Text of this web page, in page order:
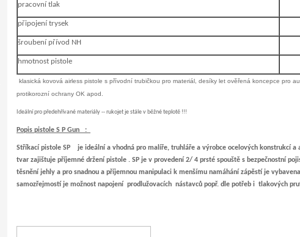
pracovní tlak
připojení trysek
šroubení přívod NH
hmotnost pistole
klasická kovová airless pistole s přívodní trubičkou pro materiál, desíky let ověřená koncepce pro
protikorozní ochrany OK apod.
Ideální pro předehřívané materiály -- rukojet je stále v běžné teplotě !!!
Popis pistole S P Gun :
Stříkací pistole SP je ideální a vhodná pro malíře, truhláře a výrobce ocelových konstrukcí
tvar zajištuje příjemné držení pistole . SP je v provedení 2/ 4 prsté spouště s bezpečnostní
těsnění jehly a pro snadnou a příjemnou manipulaci k menšímu namáhání zápěstí je
samozřejmostí je možnost napojení prodlužovacích nástavců popř. dle potřeb i tlakových